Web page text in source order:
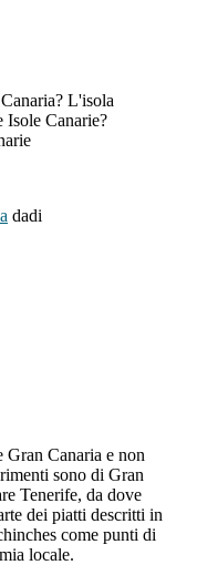
L'isola
Isole Canarie?
dadi
Gran Canaria e non
sono di Gran
Tenerife, da dove
dei piatti descritti in
come punti di
locale.